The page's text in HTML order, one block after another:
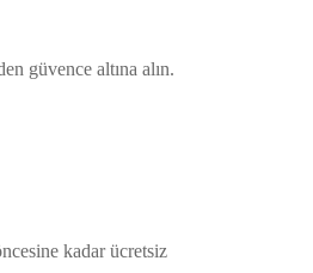
güvence altına alın.
kadar ücretsiz